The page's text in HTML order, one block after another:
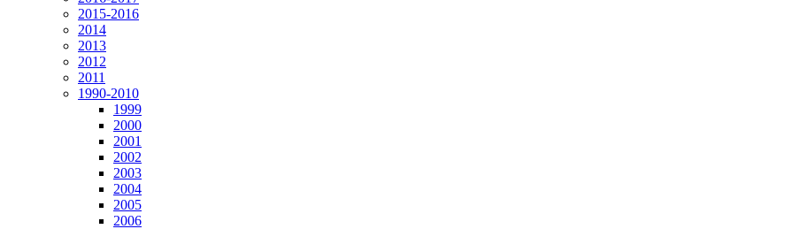
2015-2016
2014
2013
2012
2011
1990-2010
1999
2000
2001
2002
2003
2004
2005
2006